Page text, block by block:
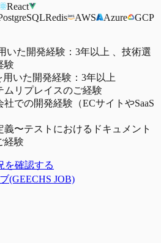
React
Redis AWS Azure GCP
いた開発経験：3年以上 、技術選
験
用いた開発経験：3年以上
ムリプレイスのご経験
社での開発経験（ECサイトやSaaS
義〜テストにおけるドキュメント
経験
を確認する
(GEECHS JOB)